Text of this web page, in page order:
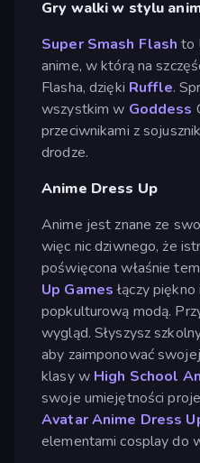
Gry walki w stylu
Super Smash Flash to
anime, w którą na
Flasha, dzięki Ruffle.
wszystkim w Goddess
przeciwnikami z
drodze.
Anime Dress Up
Anime jest znane ze
więc nic dziwnego, że
poświęcona właśnie
Up Gamesłączy
popkulturową modą.
wygląd. Słyszysz
aby zaimponować
klasy w High School
swoje umiejętności
Avatar Anime Dress
elementami cosplay do